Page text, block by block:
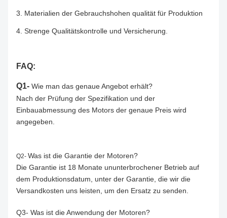
3. Materialien der Gebrauchshohen qualität für Produktion
4. Strenge Qualitätskontrolle und Versicherung.
FAQ:
Q1- Wie man das genaue Angebot erhält?
Nach der Prüfung der Spezifikation und der
Einbauabmessung des Motors der genaue Preis wird
angegeben.
Q2- Was ist die Garantie der Motoren?
Die Garantie ist 18 Monate ununterbrochener Betrieb auf
dem Produktionsdatum, unter der Garantie, die wir die
Versandkosten uns leisten, um den Ersatz zu senden.
Q3- Was ist die Anwendung der Motoren?